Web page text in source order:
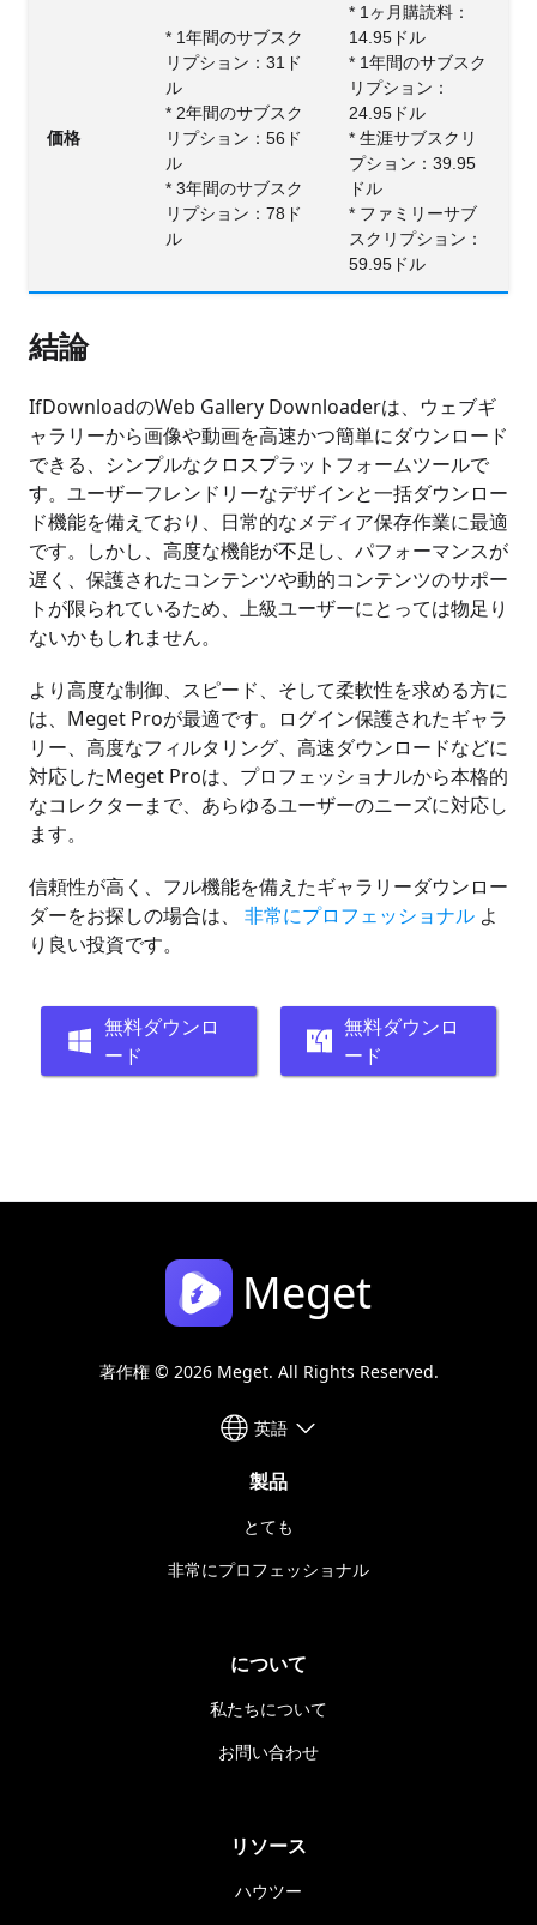
価格
* 1年間のサブスク
リプション：31ド
ル
* 2年間のサブスク
リプション：56ド
ル
* 3年間のサブスク
リプション：78ド
ル
* 1ヶ月購読料：
14.95ドル
* 1年間のサブスク
リプション：
24.95ドル
* 生涯サブスクリ
プション：39.95
ドル
* ファミリーサブ
スクリプション：
59.95ドル
結論
IfDownloadのWeb Gallery Downloaderは、ウェブギ
ャラリーから画像や動画を高速かつ簡単にダウンロード
できる、シンプルなクロスプラットフォームツールで
す。ユーザーフレンドリーなデザインと一括ダウンロー
ド機能を備えており、日常的なメディア保存作業に最適
です。しかし、高度な機能が不足し、パフォーマンスが
遅く、保護されたコンテンツや動的コンテンツのサポー
トが限られているため、上級ユーザーにとっては物足り
ないかもしれません。
より高度な制御、スピード、そして柔軟性を求める方に
は、Meget Proが最適です。ログイン保護されたギャラ
リー、高度なフィルタリング、高速ダウンロードなどに
対応したMeget Proは、プロフェッショナルから本格的
なコレクターまで、あらゆるユーザーのニーズに対応し
ます。
信頼性が高く、フル機能を備えたギャラリーダウンロー
ダーをお探しの場合は、 非常にプロフェッショナル よ
り良い投資です。
無料ダウンロ
ード
無料ダウンロ
ード
Meget
著作権 © 2026 Meget. All Rights Reserved.
英語
製品
とても
非常にプロフェッショナル
について
私たちについて
お問い合わせ
リソース
ハウツー